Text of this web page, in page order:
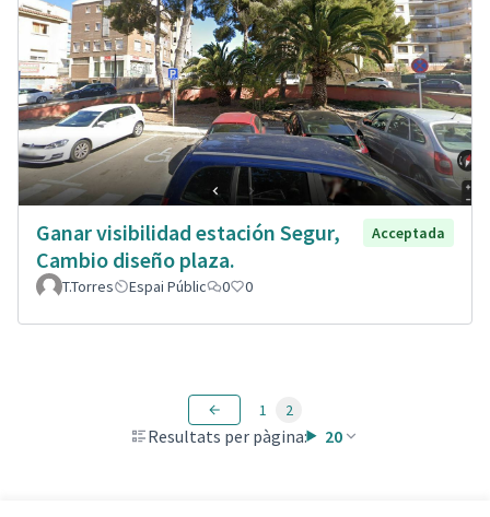
Ganar visibilidad estación Segur,
Cambio diseño plaza.
Acceptada
T.Torres Espai Públic 0 0
Resultats per pàgina: 20
1 2